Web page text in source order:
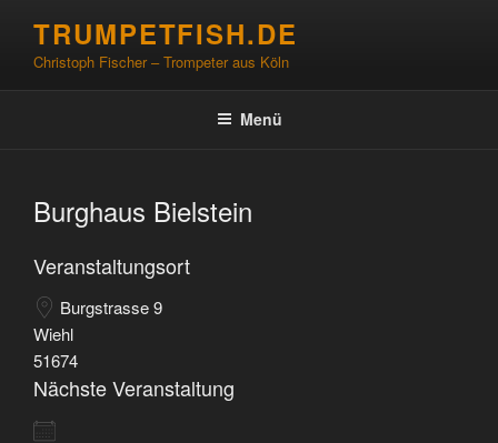
springen
TRUMPETFISH.DE
Christoph Fischer – Trompeter aus Köln
Menü
Burghaus Bielstein
Veranstaltungsort
Burgstrasse 9
Wiehl
51674
Nächste Veranstaltung